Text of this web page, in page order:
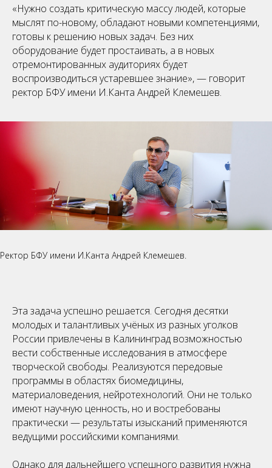
«Нужно создать критическую массу людей, которые
мыслят по-новому, обладают новыми компетенциями,
готовы к решению новых задач. Без них
оборудование будет простаивать, а в новых
отремонтированных аудиториях будет
воспроизводиться устаревшее знание», — говорит
ректор БФУ имени И.Канта Андрей Клемешев.
Ректор БФУ имени И.Канта Андрей Клемешев.
Эта задача успешно решается. Сегодня десятки
молодых и талантливых учёных из разных уголков
России привлечены в Калининград возможностью
вести собственные исследования в атмосфере
творческой свободы. Реализуются передовые
программы в областях биомедицины,
материаловедения, нейротехнологий. Они не только
имеют научную ценность, но и востребованы
практически — результаты изысканий применяются
ведущими российскими компаниями.
Однако для дальнейшего успешного развития нужна